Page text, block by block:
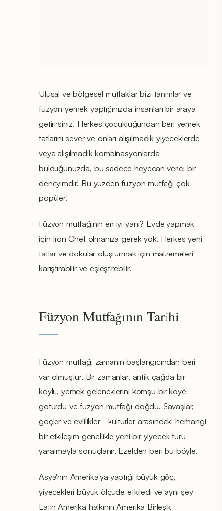
Ulusal ve bölgesel mutfaklar bizi tanımlar ve
füzyon yemek yaptığınızda insanları bir araya
getirirsiniz. Herkes çocukluğundan beri yemek
tatlarını sever ve onları alışılmadık yiyeceklerde
veya alışılmadık kombinasyonlarda
bulduğunuzda, bu sadece heyecan verici bir
deneyimdir! Bu yüzden füzyon mutfağı çok
popüler!
Füzyon mutfağının en iyi yanı? Evde yapmak
için Iron Chef olmanıza gerek yok. Herkes yeni
tatlar ve dokular oluşturmak için malzemeleri
karıştırabilir ve eşleştirebilir.
Füzyon Mutfağının Tarihi
Füzyon mutfağı zamanın başlangıcından beri
var olmuştur. Bir zamanlar, antik çağda bir
köylü, yemek geleneklerini komşu bir köye
götürdü ve füzyon mutfağı doğdu. Savaşlar,
göçler ve evlilikler - kültürler arasındaki herhangi
bir etkileşim genellikle yeni bir yiyecek türü
yaratmayla sonuçlanır. Ezelden beri bu böyle.
Asya'nın Amerika'ya yaptığı büyük göç,
yiyecekleri büyük ölçüde etkiledi ve aynı şey
Latin Amerika halkının Amerika Birleşik